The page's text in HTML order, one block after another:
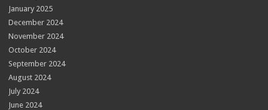
January 2025
December 2024
November 2024
October 2024
September 2024
August 2024
July 2024
June 2024